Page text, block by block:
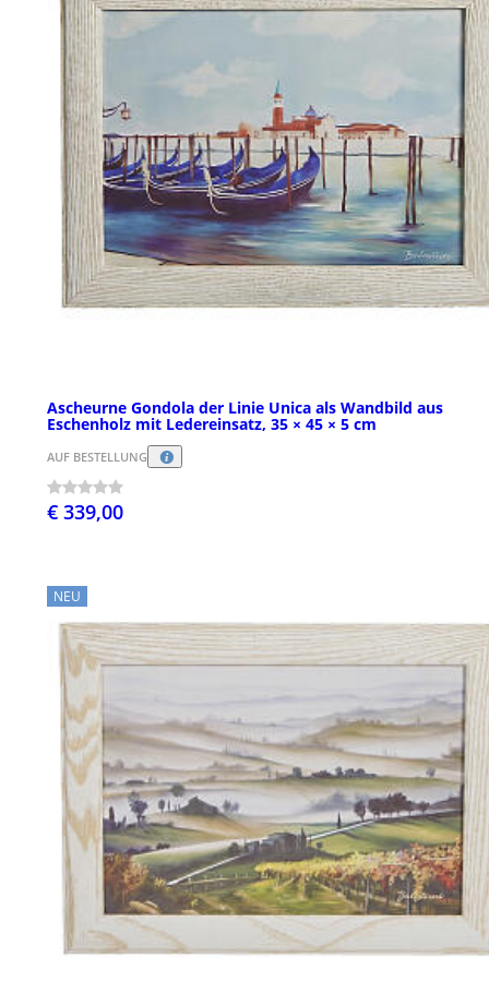
Ascheurne Gondola der Linie Unica als Wandbild aus
Eschenholz mit Ledereinsatz, 35 × 45 × 5 cm
AUF BESTELLUNG
€ 339,00
NEU